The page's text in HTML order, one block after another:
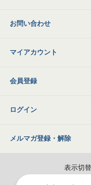
お問い合わせ
マイアカウント
会員登録
ログイン
メルマガ登録・解除
表示切
© 2009 Old Books